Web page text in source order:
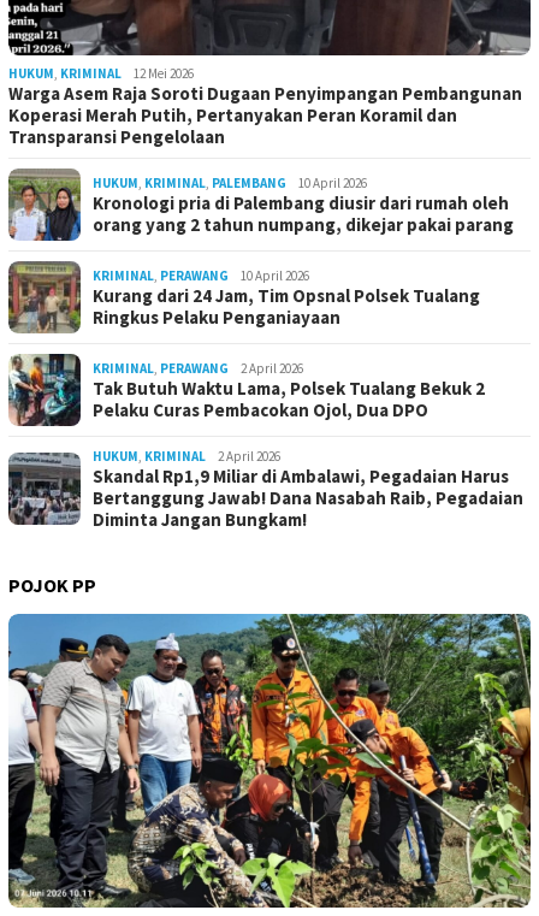
HUKUM, KRIMINAL 12 Mei 2026
Warga Asem Raja Soroti Dugaan Penyimpangan Pembangunan
Koperasi Merah Putih, Pertanyakan Peran Koramil dan
Transparansi Pengelolaan
HUKUM, KRIMINAL, PALEMBANG 10 April 2026
Kronologi pria di Palembang diusir dari rumah oleh
orang yang 2 tahun numpang, dikejar pakai parang
KRIMINAL, PERAWANG 10 April 2026
Kurang dari 24 Jam, Tim Opsnal Polsek Tualang
Ringkus Pelaku Penganiayaan
KRIMINAL, PERAWANG 2 April 2026
Tak Butuh Waktu Lama, Polsek Tualang Bekuk 2
Pelaku Curas Pembacokan Ojol, Dua DPO
HUKUM, KRIMINAL 2 April 2026
Skandal Rp1,9 Miliar di Ambalawi, Pegadaian Harus
Bertanggung Jawab! Dana Nasabah Raib, Pegadaian
Diminta Jangan Bungkam!
POJOK PP